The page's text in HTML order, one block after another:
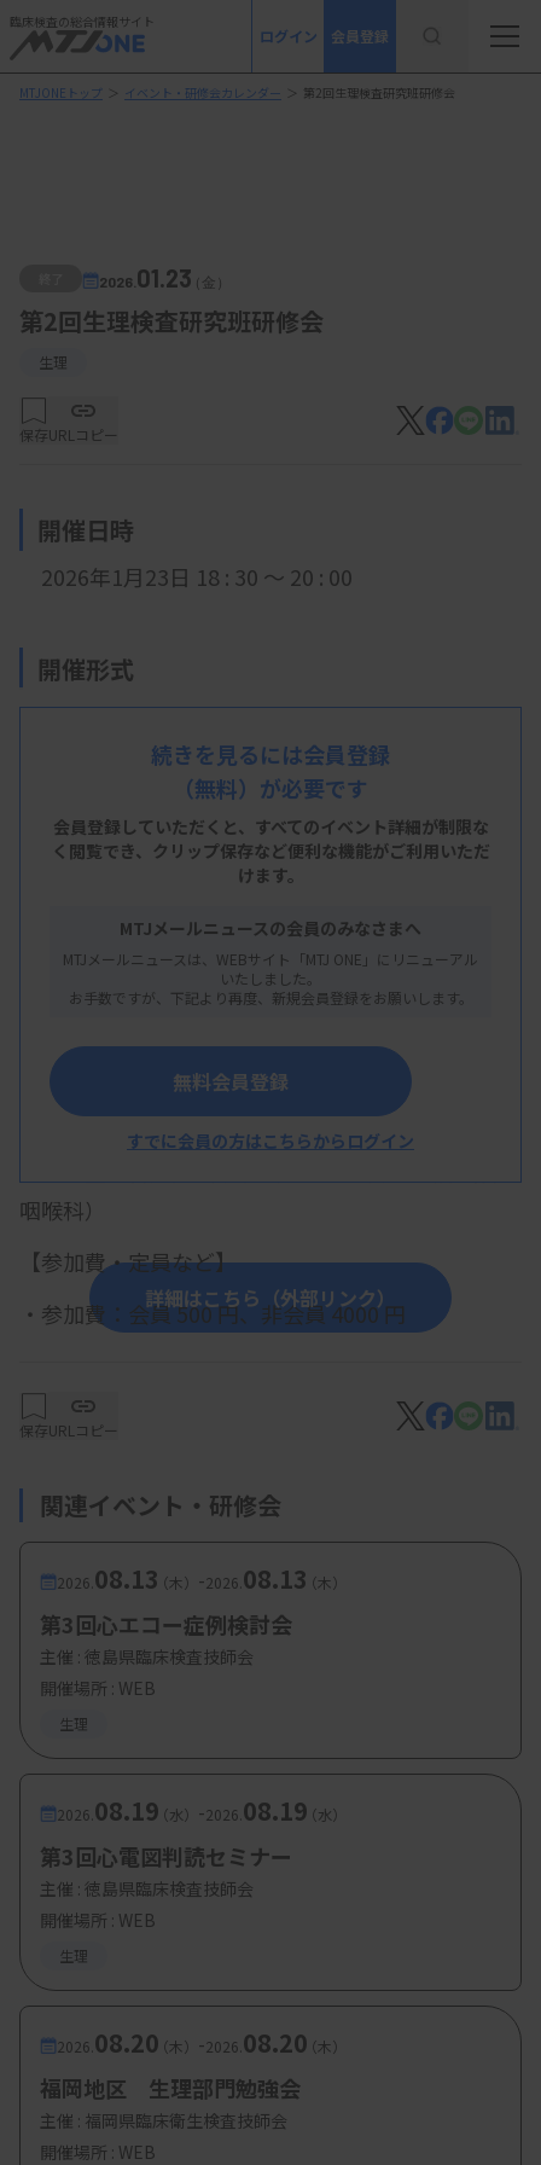
臨床検査の総合情報サイト
ログイン 会員登録
MTJONEトップ ＞ イベント・研修会カレンダー ＞ 第2回生理検査研究班研修会
2026. 01.23（金）
第2回生理検査研究班研修会
生理
保存URLコピー
開催日時
2026年1月23日 18 : 30 ～ 20 : 00
開催形式
LIVE配信
千葉県臨床検査技師会
概 要
【プログラム】
明日から役立つ！神経伝導検査 疑問解消研修会
・講演：教えてホッシィー！神経伝導検査の疑問に
ズバッと回答
咽喉科）
【参加費・定員など】
・参加費：会員500 円、非会員4000 円
詳細はこちら（外部リンク）
続きを見るには会員登録
（無料）が必要です
会員登録していただくと、すべてのイベント詳細が制限な
く閲覧でき、 クリップ保存など便利な機能がご利用いただ
けます。
MTJメールニュースの会員のみなさまへ
MTJメールニュースは、WEBサイト「MTJ ONE」にリニューアル
いたしました。
お手数ですが、下記より再度、新規会員登録をお願いします。
無料会員登録
すでに会員の方はこちらからログイン
保存URLコピー
関連イベント・研修会
2026. 08.13（木） -2026. 08.13（木）
第3回心エコー症例検討会
主催 : 徳島県臨床検査技師会
開催場所 : WEB
生理
2026. 08.19（水） -2026. 08.19（水）
第3回心電図判読セミナー
主催 : 徳島県臨床検査技師会
開催場所 : WEB
生理
2026. 08.20（木） -2026. 08.20（木）
福岡地区 生理部門勉強会
主催 : 福岡県臨床衛生検査技師会
開催場所 : WEB